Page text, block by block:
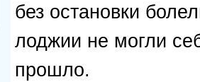
без остановки
лоджии не могли
прошло.